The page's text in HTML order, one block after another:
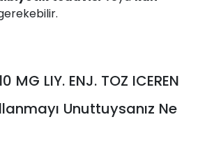
MG LIY. ENJ. TOZ ICEREN
Unuttuysanız Ne